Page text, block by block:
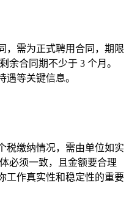
，需为正式聘用合同，期限
余合同期不少于 3 个月。
遇等关键信息。
税缴纳情况，需由单位如实
必须一致，且金额要合理
工作真实性和稳定性的重要